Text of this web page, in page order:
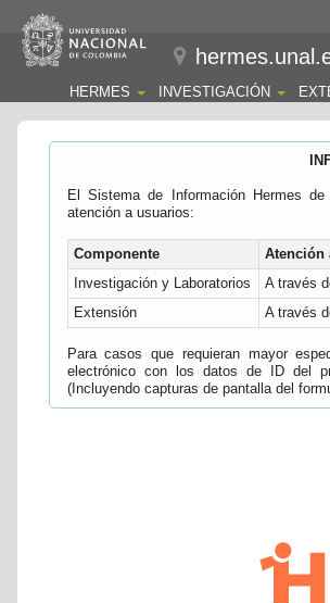
HERMES INVESTIGACIÓN
El Sistema de Información Hermes
atención a usuarios:
Componente
Atención
Investigación y Laboratorios
A través
Extensión
A través
Para casos que requieran mayor
electrónico con los datos de ID del
(Incluyendo capturas de pantalla del